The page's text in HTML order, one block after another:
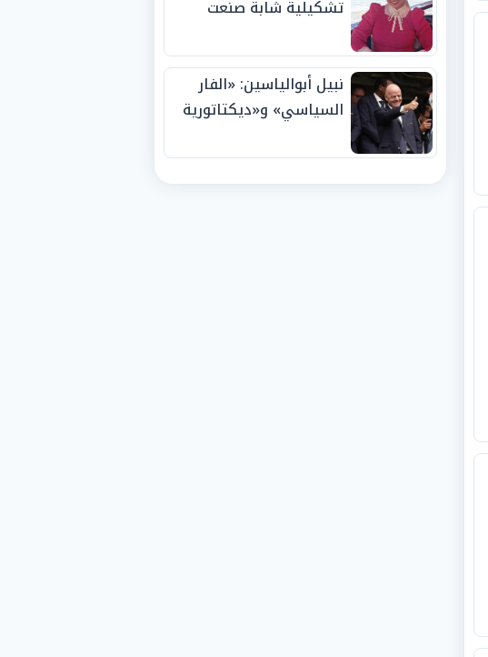
تشكيلية شابة صنعت
الجوائز منذ الصغر
نبيل أبوالياسين: «الفار
السياسي» و«ديكتاتورية
الفيفا».. وإقالة